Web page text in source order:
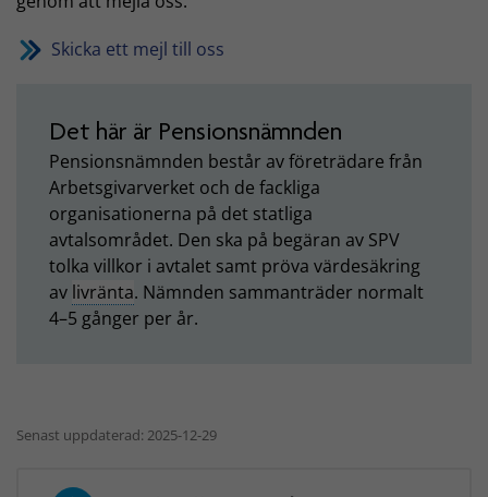
Skicka ett mejl till oss
Det här är Pensionsnämnden
Pensionsnämnden består av företrädare från
Arbetsgivarverket och de fackliga
organisationerna på det statliga
avtalsområdet. Den ska på begäran av SPV
tolka villkor i avtalet samt pröva värdesäkring
av livränta. Nämnden sammanträder normalt
4–5 gånger per år.
Senast uppdaterad: 2025-12-29